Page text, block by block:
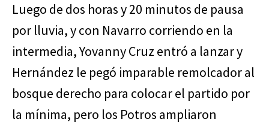
Luego de dos horas y 20 minutos de pausa
por lluvia, y con Navarro corriendo en la
intermedia, Yovanny Cruz entró a lanzar y
Hernández le pegó imparable remolcador al
bosque derecho para colocar el partido por
la mínima, pero los Potros ampliaron